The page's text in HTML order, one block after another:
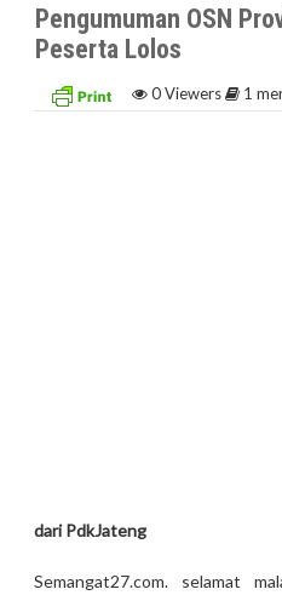
Pengumuman OSN
Peserta Lolos
0Viewers 1
dari PdkJateng
Semangat27.com. selamat